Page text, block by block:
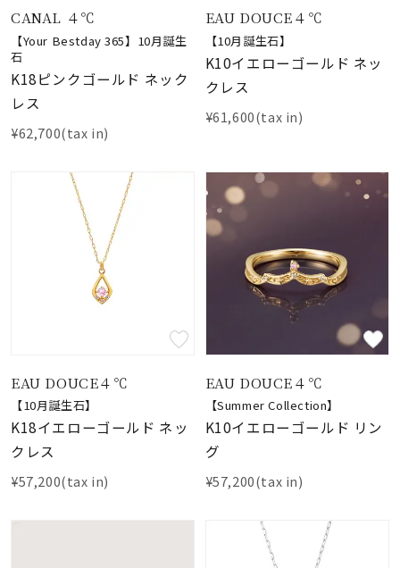
コレクション
レディース
リングサイズ
～
リングサイズ
在庫ありのみ すべて表示
CANAL ４℃
【Your Bestday 365】10月誕生
石
K18ピンクゴールド ネック
レス
¥62,700(tax in)
EAU DOUCE４℃
【10月誕生石】
K10イエローゴールド ネッ
クレス
¥61,600(tax in)
EAU DOUCE４℃
【10月誕生石】
K18イエローゴールド ネッ
クレス
¥57,200(tax in)
EAU DOUCE４℃
【Summer Collection】
K10イエローゴールド リン
グ
¥57,200(tax in)